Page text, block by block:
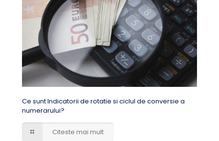
Ce sunt Indicatorii de rotatie si ciclul de conversie a
numerarului?
Citeste mai mult